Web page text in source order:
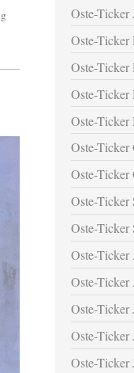
Oste-Ticker
Oste-Ticker
Oste-Ticker
Oste-Ticker
Oste-Ticker
Oste-Ticker
Oste-Ticker
Oste-Ticker
Oste-Ticker
Oste-
Oste-Ticker
Oste-Ticker
Oste-Ticker
Oste-Ticker